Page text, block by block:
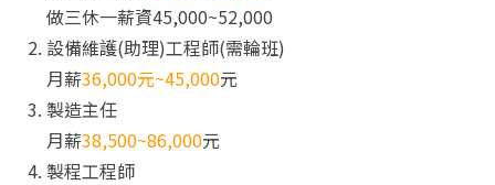
做三休一薪資45,000~52,000
設備維護(助理)工程師(需輪班)
月薪36,000元~45,000元
製造主任
月薪38,500~86,000元
製程工程師